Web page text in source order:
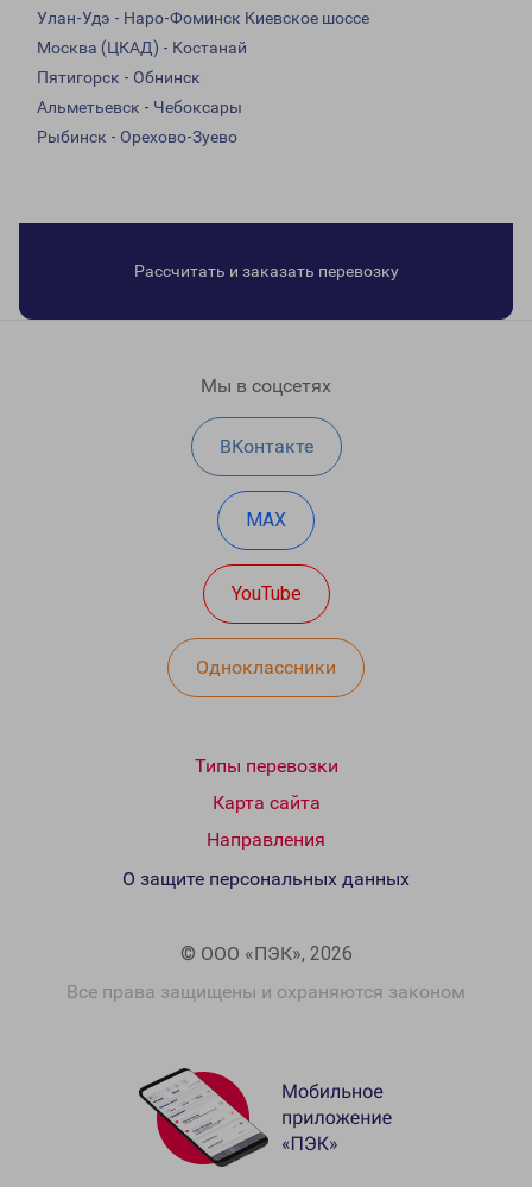
Улан-Удэ - Наро-Фоминск Киевское шоссе
Москва (ЦКАД) - Костанай
Пятигорск - Обнинск
Альметьевск - Чебоксары
Рыбинск - Орехово-Зуево
Рассчитать и заказать перевозку
Мы в соцсетях
ВКонтакте
MAX
YouTube
Одноклассники
Типы перевозки
Карта сайта
Направления
© ООО «ПЭК», 2026
Все права защищены и охраняются законом
О защите персональных данных